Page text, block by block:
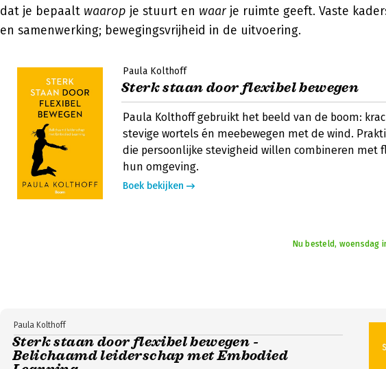
dat je bepaalt waarop je stuurt en waarje ruimte geeft. Vaste
en samenwerking; bewegingsvrijheid in de uitvoering.
Paula Kolthoff
Sterk staan door flexibel bewegen
Paula Kolthoff gebruikt het beeld van de boom:
stevige wortels én meebewegen met de wind.
die persoonlijke stevigheid willen combineren met
hun omgeving.
Boek bekijken
Nu besteld, woensdag
Sterk staan door flexibel bewegen -
Belichaamd leiderschap met Embodied
Paula Kolthoff